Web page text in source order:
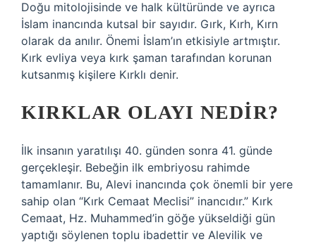
Doğu mitolojisinde ve halk kültüründe ve ayrıca
İslam inancında kutsal bir sayıdır. Gırk, Kırh, Kırn
olarak da anılır. Önemi İslam’ın etkisiyle artmıştır.
Kırk evliya veya kırk şaman tarafından korunan
kutsanmış kişilere Kırklı denir.
KIRKLAR OLAYI NEDIR?
İlk insanın yaratılışı 40. günden sonra 41. günde
gerçekleşir. Bebeğin ilk embriyosu rahimde
tamamlanır. Bu, Alevi inancında çok önemli bir yere
sahip olan “Kırk Cemaat Meclisi” inancıdır.” Kırk
Cemaat, Hz. Muhammed’in göğe yükseldiği gün
yaptığı söylenen toplu ibadettir ve Alevilik ve